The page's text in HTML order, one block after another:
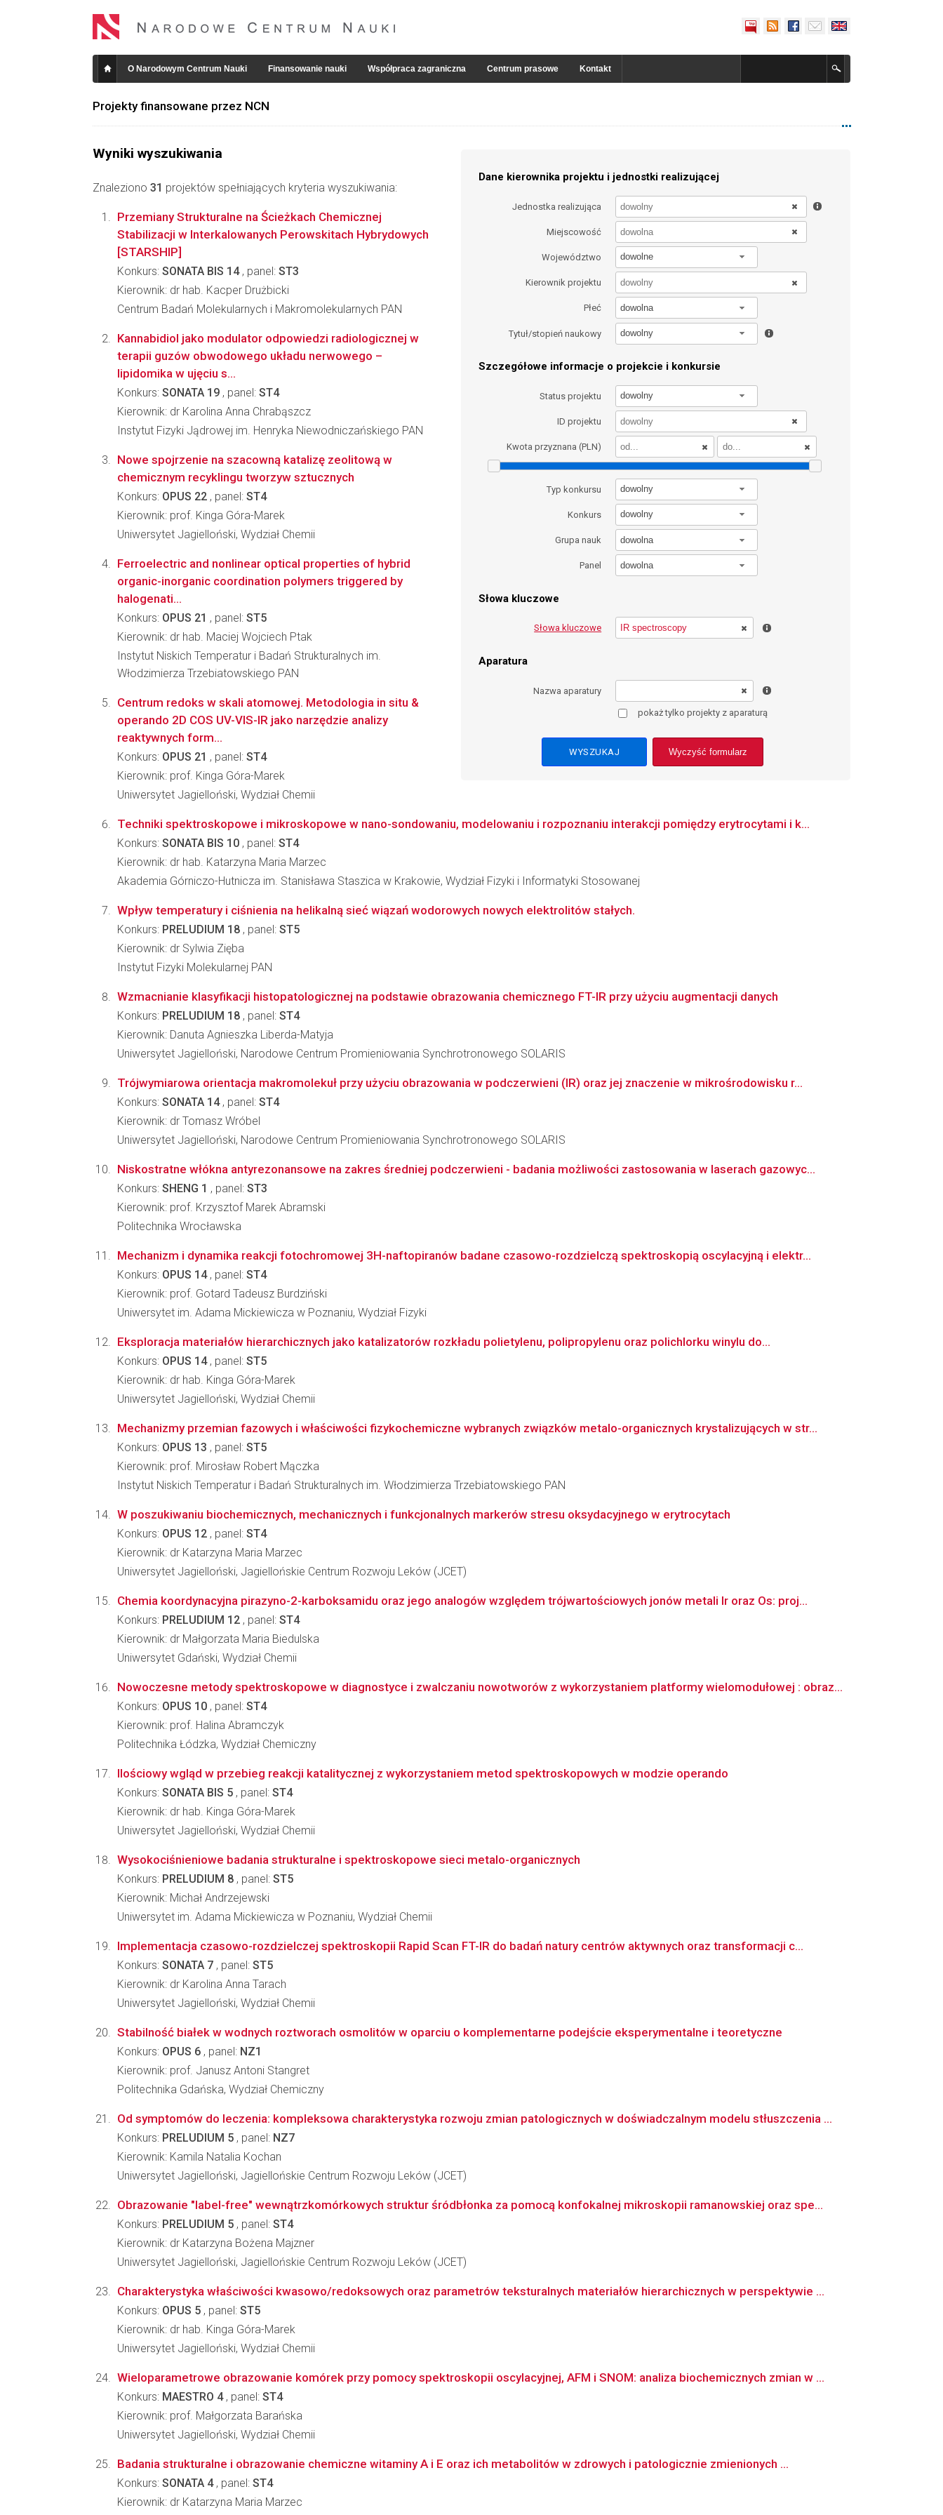
O Narodowym Centrum Nauki Finansowanie nauki Współpraca zagraniczna Centrum prasowe Kontakt
Projekty finansowane przez NCN
Wyniki wyszukiwania
Znaleziono 31 projektów spełniających kryteria wyszukiwania:
Dane kierownika projektu i jednostki realizującej
Jednostka realizująca
Miejscowość
Województwo dowolne
Kierownik projektu
Płeć dowolna
Tytuł/stopień naukowy dowolny
Szczegółowe informacje o projekcie i konkursie
Status projektu dowolny
ID projektu
Kwota przyznana (PLN)
Typ konkursu dowolny
Konkurs dowolny
Grupa nauk dowolna
Panel dowolna
Słowa kluczowe
Słowa kluczowe
Aparatura
Nazwa aparatury
pokaż tylko projekty z aparaturą
Wyczyść formularz
Przemiany Strukturalne na Ścieżkach Chemicznej
Stabilizacji w Interkalowanych Perowskitach Hybrydowych
[STARSHIP]
Konkurs: SONATA BIS 14, panel: ST3
Kierownik: dr hab. Kacper Drużbicki
Centrum Badań Molekularnych i Makromolekularnych PAN
Kannabidiol jako modulator odpowiedzi radiologicznej w
terapii guzów obwodowego układu nerwowego –
lipidomika w ujęciu s...
Konkurs: SONATA 19 , panel: ST4
Kierownik: dr Karolina Anna Chrabąszcz
Instytut Fizyki Jądrowej im. Henryka Niewodniczańskiego PAN
Nowe spojrzenie na szacowną katalizę zeolitową w
chemicznym recyklingu tworzyw sztucznych
Konkurs: OPUS 22 , panel: ST4
Kierownik: prof. Kinga Góra-Marek
Uniwersytet Jagielloński, Wydział Chemii
Ferroelectric and nonlinear optical properties of hybrid
organic-inorganic coordination polymers triggered by
halogenati...
Konkurs: OPUS 21 , panel: ST5
Kierownik: dr hab. Maciej Wojciech Ptak
Instytut Niskich Temperatur i Badań Strukturalnych im.
Włodzimierza Trzebiatowskiego PAN
Centrum redoks w skali atomowej. Metodologia in situ &
operando 2D COS UV-VIS-IR jako narzędzie analizy
reaktywnych form...
Konkurs: OPUS 21 , panel: ST4
Kierownik: prof. Kinga Góra-Marek
Uniwersytet Jagielloński, Wydział Chemii
Techniki spektroskopowe i mikroskopowe w nano-sondowaniu, modelowaniu i rozpoznaniu interakcji pomiędzy erytrocytami i k...
Konkurs: SONATA BIS 10 , panel: ST4
Kierownik: dr hab. Katarzyna Maria Marzec
Akademia Górniczo-Hutnicza im. Stanisława Staszica w Krakowie, Wydział Fizyki i Informatyki Stosowanej
Wpływ temperatury i ciśnienia na helikalną sieć wiązań wodorowych nowych elektrolitów stałych.
Konkurs: PRELUDIUM 18 , panel: ST5
Kierownik: dr Sylwia Zięba
Instytut Fizyki Molekularnej PAN
Wzmacnianie klasyfikacji histopatologicznej na podstawie obrazowania chemicznego FT-IR przy użyciu augmentacji danych
Konkurs: PRELUDIUM 18 , panel: ST4
Kierownik: Danuta Agnieszka Liberda-Matyja
Uniwersytet Jagielloński, Narodowe Centrum Promieniowania Synchrotronowego SOLARIS
Trójwymiarowa orientacja makromolekuł przy użyciu obrazowania w podczerwieni (IR) oraz jej znaczenie w mikrośrodowisku r...
Konkurs: SONATA 14, panel: ST4
Kierownik: dr Tomasz Wróbel
Uniwersytet Jagielloński, Narodowe Centrum Promieniowania Synchrotronowego SOLARIS
Niskostratne włókna antyrezonansowe na zakres średniej podczerwieni - badania możliwości zastosowania w laserach gazowyc...
Konkurs: SHENG 1 , panel: ST3
Kierownik: prof. Krzysztof Marek Abramski
Politechnika Wrocławska
Mechanizm i dynamika reakcji fotochromowej 3H-naftopiranów badane czasowo-rozdzielczą spektroskopią oscylacyjną i elektr...
Konkurs: OPUS 14, panel: ST4
Kierownik: prof. Gotard Tadeusz Burdziński
Uniwersytet im. Adama Mickiewicza w Poznaniu, Wydział Fizyki
Eksploracja materiałów hierarchicznych jako katalizatorów rozkładu polietylenu, polipropylenu oraz polichlorku winylu do...
Konkurs: OPUS 14, panel: ST5
Kierownik: dr hab. Kinga Góra-Marek
Uniwersytet Jagielloński, Wydział Chemii
Mechanizmy przemian fazowych i właściwości fizykochemiczne wybranych związków metalo-organicznych krystalizujących w str...
Konkurs: OPUS 13 , panel: ST5
Kierownik: prof. Mirosław Robert Mączka
Instytut Niskich Temperatur i Badań Strukturalnych im. Włodzimierza Trzebiatowskiego PAN
W poszukiwaniu biochemicznych, mechanicznych i funkcjonalnych markerów stresu oksydacyjnego w erytrocytach
Konkurs: OPUS 12 , panel: ST4
Kierownik: dr Katarzyna Maria Marzec
Uniwersytet Jagielloński, Jagiellońskie Centrum Rozwoju Leków (JCET)
Chemia koordynacyjna pirazyno-2-karboksamidu oraz jego analogów względem trójwartościowych jonów metali Ir oraz Os: proj...
Konkurs: PRELUDIUM 12 , panel: ST4
Kierownik: dr Małgorzata Maria Biedulska
Uniwersytet Gdański, Wydział Chemii
Nowoczesne metody spektroskopowe w diagnostyce i zwalczaniu nowotworów z wykorzystaniem platformy wielomodułowej : obraz...
Konkurs: OPUS 10 , panel: ST4
Kierownik: prof. Halina Abramczyk
Politechnika Łódzka, Wydział Chemiczny
Ilościowy wgląd w przebieg reakcji katalitycznej z wykorzystaniem metod spektroskopowych w modzie operando
Konkurs: SONATA BIS 5 , panel: ST4
Kierownik: dr hab. Kinga Góra-Marek
Uniwersytet Jagielloński, Wydział Chemii
Wysokociśnieniowe badania strukturalne i spektroskopowe sieci metalo-organicznych
Konkurs: PRELUDIUM 8 , panel: ST5
Kierownik: Michał Andrzejewski
Uniwersytet im. Adama Mickiewicza w Poznaniu, Wydział Chemii
Implementacja czasowo-rozdzielczej spektroskopii Rapid Scan FT-IR do badań natury centrów aktywnych oraz transformacji c...
Konkurs: SONATA 7 , panel: ST5
Kierownik: dr Karolina Anna Tarach
Uniwersytet Jagielloński, Wydział Chemii
Stabilność białek w wodnych roztworach osmolitów w oparciu o komplementarne podejście eksperymentalne i teoretyczne
Konkurs: OPUS 6 , panel: NZ1
Kierownik: prof. Janusz Antoni Stangret
Politechnika Gdańska, Wydział Chemiczny
Od symptomów do leczenia: kompleksowa charakterystyka rozwoju zmian patologicznych w doświadczalnym modelu stłuszczenia ...
Konkurs: PRELUDIUM 5 , panel: NZ7
Kierownik: Kamila Natalia Kochan
Uniwersytet Jagielloński, Jagiellońskie Centrum Rozwoju Leków (JCET)
Obrazowanie "label-free" wewnątrzkomórkowych struktur śródbłonka za pomocą konfokalnej mikroskopii ramanowskiej oraz spe...
Konkurs: PRELUDIUM 5 , panel: ST4
Kierownik: dr Katarzyna Bożena Majzner
Uniwersytet Jagielloński, Jagiellońskie Centrum Rozwoju Leków (JCET)
Charakterystyka właściwości kwasowo/redoksowych oraz parametrów teksturalnych materiałów hierarchicznych w perspektywie ...
Konkurs: OPUS 5 , panel: ST5
Kierownik: dr hab. Kinga Góra-Marek
Uniwersytet Jagielloński, Wydział Chemii
Wieloparametrowe obrazowanie komórek przy pomocy spektroskopii oscylacyjnej, AFM i SNOM: analiza biochemicznych zmian w ...
Konkurs: MAESTRO 4, panel: ST4
Kierownik: prof. Małgorzata Barańska
Uniwersytet Jagielloński, Wydział Chemii
Badania strukturalne i obrazowanie chemiczne witaminy A i E oraz ich metabolitów w zdrowych i patologicznie zmienionych ...
Konkurs: SONATA 4, panel: ST4
Kierownik: dr Katarzyna Maria Marzec